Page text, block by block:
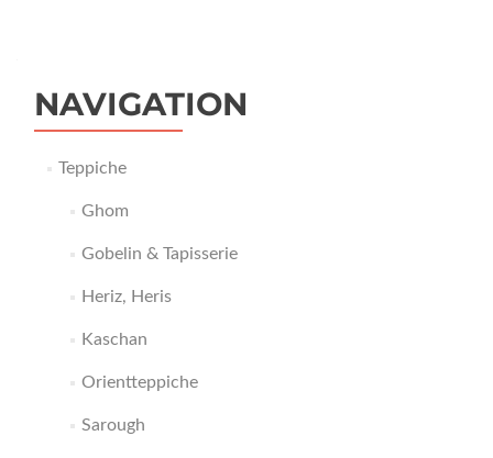
NAVIGATION
Teppiche
Ghom
Gobelin & Tapisserie
Heriz, Heris
Kaschan
Orientteppiche
Sarough